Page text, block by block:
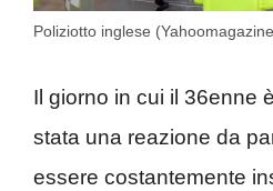
Poliziotto inglese
Il giorno in cui il 36enne
stata una reazione da
essere costantemente